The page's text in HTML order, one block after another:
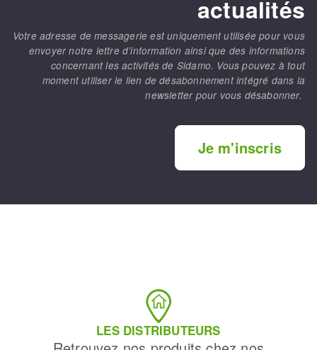
actualités
Votre adresse de messagerie est uniquement utilisée pour vous
envoyer notre lettre d’information ainsi que des informations
concernant les activités de Sidamo. Vous pouvez à tout
moment utiliser le lien de désabonnement intégré dans la
newsletter pour vous désabonner.
Je m'inscris
LES DISTRIBUTEURS